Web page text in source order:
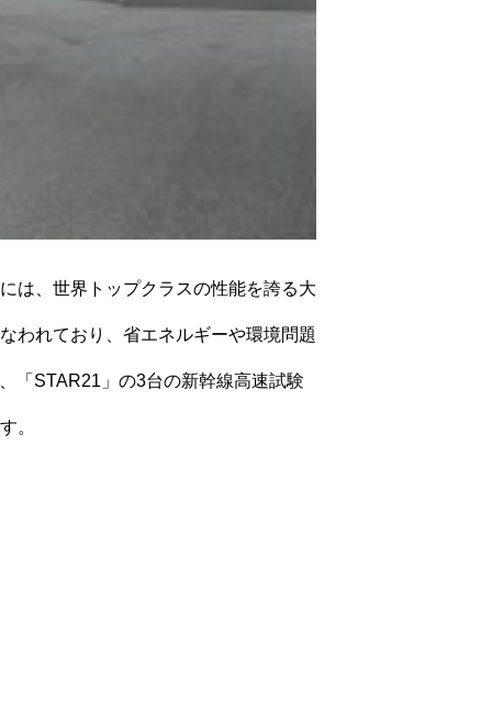
は、世界トップクラスの性能を誇る大
われており、省エネルギーや環境問題
「STAR21」の3台の新幹線高速試験
。